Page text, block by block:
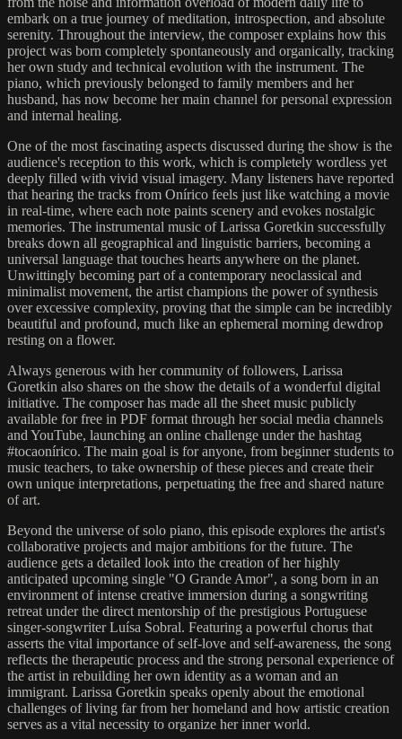
embark on a true journey of meditation, introspection, and absolute
serenity. Throughout the interview, the composer explains how this
project was born completely spontaneously and organically, tracking
her own study and technical evolution with the instrument. The
piano, which previously belonged to family members and her
husband, has now become her main channel for personal expression
and internal healing.
One of the most fascinating aspects discussed during the show is the
audience's reception to this work, which is completely wordless yet
deeply filled with vivid visual imagery. Many listeners have reported
that hearing the tracks from Onírico feels just like watching a movie
in real-time, where each note paints scenery and evokes nostalgic
memories. The instrumental music of Larissa Goretkin successfully
breaks down all geographical and linguistic barriers, becoming a
universal language that touches hearts anywhere on the planet.
Unwittingly becoming part of a contemporary neoclassical and
minimalist movement, the artist champions the power of synthesis
over excessive complexity, proving that the simple can be incredibly
beautiful and profound, much like an ephemeral morning dewdrop
resting on a flower.
Always generous with her community of followers, Larissa
Goretkin also shares on the show the details of a wonderful digital
initiative. The composer has made all the sheet music publicly
available for free in PDF format through her social media channels
and YouTube, launching an online challenge under the hashtag
#tocaonírico. The main goal is for anyone, from beginner students to
music teachers, to take ownership of these pieces and create their
own unique interpretations, perpetuating the free and shared nature
of art.
Beyond the universe of solo piano, this episode explores the artist's
collaborative projects and major ambitions for the future. The
audience gets a detailed look into the creation of her highly
anticipated upcoming single "O Grande Amor", a song born in an
environment of intense creative immersion during a songwriting
retreat under the direct mentorship of the prestigious Portuguese
singer-songwriter Luísa Sobral. Featuring a powerful chorus that
asserts the vital importance of self-love and self-awareness, the song
reflects the therapeutic process and the strong personal experience of
the artist in rebuilding her own identity as a woman and an
immigrant. Larissa Goretkin speaks openly about the emotional
challenges of living far from her homeland and how artistic creation
serves as a vital necessity to organize her inner world.